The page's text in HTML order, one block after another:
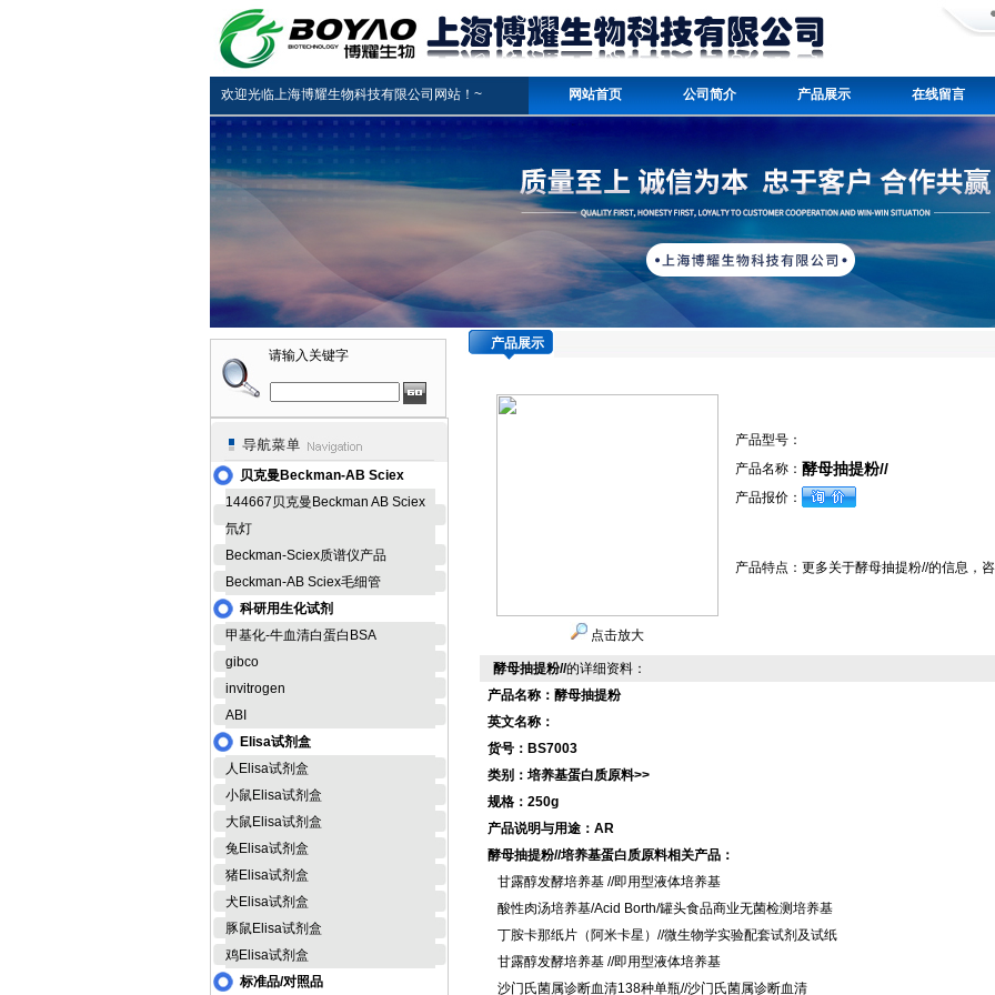
欢迎光临上海博耀生物科技有限公司网站！~ 网站首页 公司简介 产品展示 在线留言
请输入关键字
贝克曼Beckman-AB Sciex
144667贝克曼Beckman AB Sciex
氘灯
Beckman-Sciex质谱仪产品
Beckman-AB Sciex毛细管
科研用生化试剂
甲基化-牛血清白蛋白BSA
gibco
invitrogen
ABI
Elisa试剂盒
人Elisa试剂盒
小鼠Elisa试剂盒
大鼠Elisa试剂盒
兔Elisa试剂盒
猪Elisa试剂盒
犬Elisa试剂盒
豚鼠Elisa试剂盒
鸡Elisa试剂盒
标准品/对照品
产品展示
点击放大
产品型号：
产品名称： 酵母抽提粉//
产品报价：
产品特点： 更多关于酵母抽提粉//的信息，
酵母抽提粉//的详细资料：
产品名称：酵母抽提粉
英文名称：
货号：BS7003
类别：培养基蛋白质原料>>
规格：250g
产品说明与用途：AR
酵母抽提粉//培养基蛋白质原料相关产品：
甘露醇发酵培养基 //即用型液体培养基
酸性肉汤培养基/Acid Borth/罐头食品商业无菌检测培养基
丁胺卡那纸片（阿米卡星）//微生物学实验配套试剂及试纸
甘露醇发酵培养基 //即用型液体培养基
沙门氏菌属诊断血清138种单瓶//沙门氏菌属诊断血清